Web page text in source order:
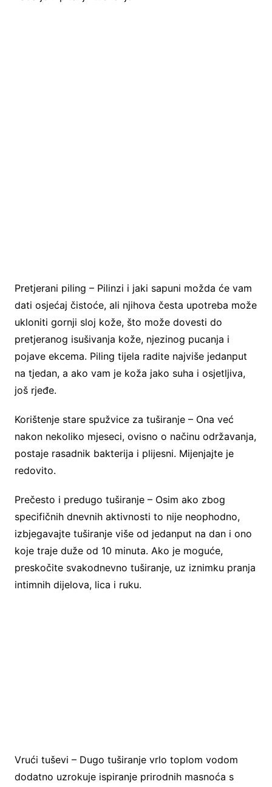
Pretjerani piling – Pilinzi i jaki sapuni možda će vam
dati osjećaj čistoće, ali njihova česta upotreba može
ukloniti gornji sloj kože, što može dovesti do
pretjeranog isušivanja kože, njezinog pucanja i
pojave ekcema. Piling tijela radite najviše jedanput
na tjedan, a ako vam je koža jako suha i osjetljiva,
još rjeđe.
Korištenje stare spužvice za tuširanje – Ona već
nakon nekoliko mjeseci, ovisno o načinu održavanja,
postaje rasadnik bakterija i plijesni. Mijenjajte je
redovito.
Prečesto i predugo tuširanje – Osim ako zbog
specifičnih dnevnih aktivnosti to nije neophodno,
izbjegavajte tuširanje više od jedanput na dan i ono
koje traje duže od 10 minuta. Ako je moguće,
preskočite svakodnevno tuširanje, uz iznimku pranja
intimnih dijelova, lica i ruku.
Vrući tuševi – Dugo tuširanje vrlo toplom vodom
dodatno uzrokuje ispiranje prirodnih masnoća s